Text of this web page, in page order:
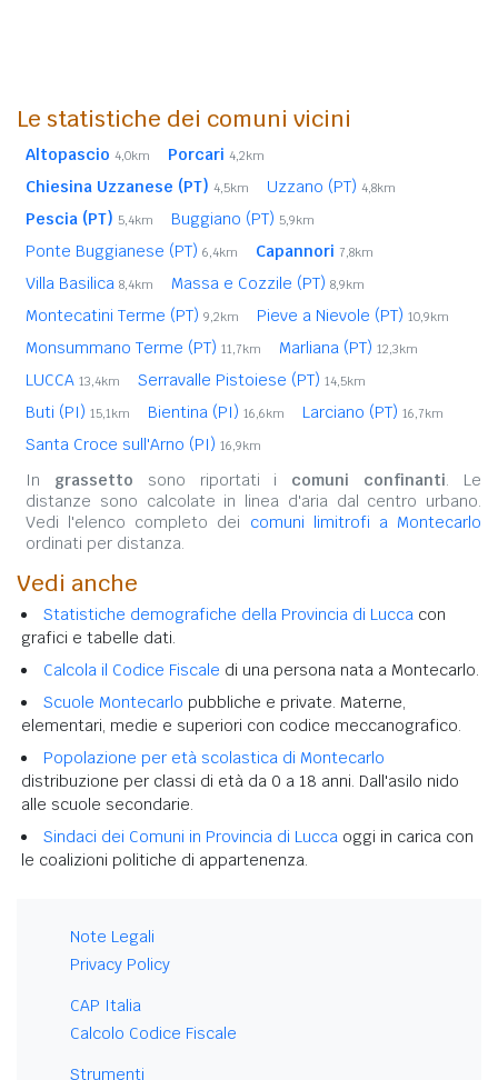
Le statistiche dei comuni vicini
Altopascio 4,0km Porcari 4,2km
Chiesina Uzzanese (PT) 4,5km Uzzano (PT) 4,8km
Pescia (PT) 5,4km Buggiano (PT) 5,9km
Ponte Buggianese (PT) 6,4km Capannori 7,8km
Villa Basilica 8,4km Massa e Cozzile (PT) 8,9km
Montecatini Terme (PT) 9,2km Pieve a Nievole (PT) 10,9km
Monsummano Terme (PT) 11,7km Marliana (PT) 12,3km
LUCCA 13,4km Serravalle Pistoiese (PT) 14,5km
Buti (PI) 15,1km Bientina (PI) 16,6km Larciano (PT) 16,7km
Santa Croce sull'Arno (PI) 16,9km
In grassetto sono riportati i comuni confinanti. Le
distanze sono calcolate in linea d'aria dal centro urbano.
Vedi l'elenco completo dei comuni limitrofi a Montecarlo
ordinati per distanza.
Vedi anche
Statistiche demografiche della Provincia di Lucca con
grafici e tabelle dati.
Calcola il Codice Fiscale di una persona nata a Montecarlo.
Scuole Montecarlo pubbliche e private. Materne,
elementari, medie e superiori con codice meccanografico.
Popolazione per età scolastica di Montecarlo
distribuzione per classi di età da 0 a 18 anni. Dall'asilo nido
alle scuole secondarie.
Sindaci dei Comuni in Provincia di Lucca oggi in carica con
le coalizioni politiche di appartenenza.
Note Legali
Privacy Policy
CAP Italia
Calcolo Codice Fiscale
Strumenti